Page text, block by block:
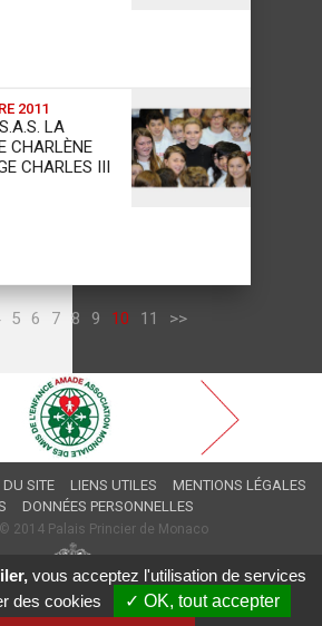
2011
LA
CHARLÈNE
CHARLES III
5 6 7 8 9 10 11 >>
SITE LIENS UTILES
MENTIONS LÉGALES
DONNÉES PERSONNELLES
2014 Palais Princier de Monaco
vous acceptez l'utilisation de services
des cookies
✓ OK, tout accepter